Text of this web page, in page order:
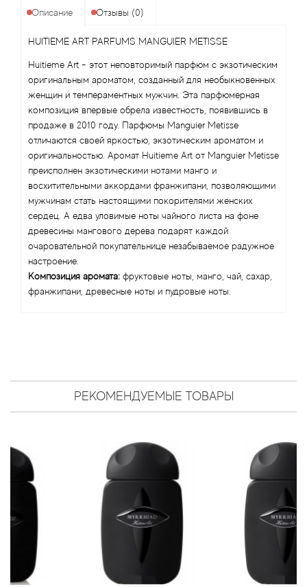
Описание Отзывы (0)
HUITIEME ART PARFUMS MANGUIER METISSE
Huitieme Art - этот неповторимый парфюм с экзотическим
оригинальным ароматом, созданный для необыкновенных
женщин и темпераментных мужчин. Эта парфюмерная
композиция впервые обрела известность, появившись в
продаже в 2010 году. Парфюмы Manguier Metisse
отличаются своей яркостью, экзотическим ароматом и
оригинальностью. Аромат Huitieme Art от Manguier Metisse
преисполнен экзотическими нотами манго и
восхитительными аккордами франжипани, позволяющими
мужчинам стать настоящими покорителями женских
сердец. А едва уловимые ноты чайного листа на фоне
древесины мангового дерева подарят каждой
очаровательной покупательнице незабываемое радужное
настроение.
Композиция аромата: фруктовые ноты, манго, чай, сахар,
франжипани, древесные ноты и пудровые ноты.
РЕКОМЕНДУЕМЫЕ ТОВАРЫ
Anima Mundi
Anna Sui
Annayake
Anne Fontaine
Annick Goutal
Antonia's Flowers
Antonio Banderas
Antonio Puig
Antonio Visconti
Arabiyat
Ariana Grande
Armaf
Armand Basi
Arrogance